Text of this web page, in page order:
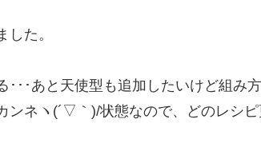
た。
･･あと天使型も追加したいけど組み
ネヽ(´▽｀)/状態なので、どのレシ